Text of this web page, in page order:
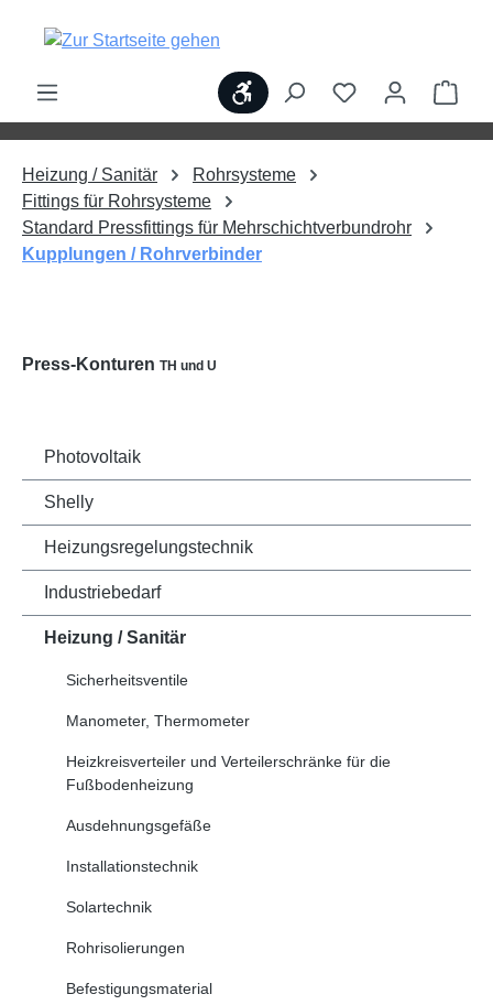
springen
Werkzeugleiste anzeigen
Heizung / Sanitär
Rohrsysteme
Fittings für Rohrsysteme
Standard Pressfittings für Mehrschichtverbundrohr
Kupplungen / Rohrverbinder
Press-Konturen TH und U
Photovoltaik
Shelly
Heizungsregelungstechnik
Industriebedarf
Heizung / Sanitär
Sicherheitsventile
Manometer, Thermometer
Heizkreisverteiler und Verteilerschränke für die
Fußbodenheizung
Ausdehnungsgefäße
Installationstechnik
Solartechnik
Rohrisolierungen
Befestigungsmaterial